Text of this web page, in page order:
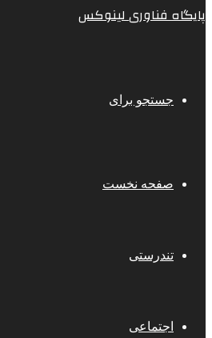
پایگاه فناوری لینوکس
جستجو برای
صفحه نخست
تندرستی
اجتماعی